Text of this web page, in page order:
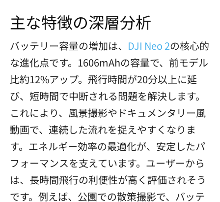
主な特徴の深層分析
バッテリー容量の増加は、 DJI Neo 2の核心的
な進化点です。1606mAhの容量で、前モデル
比約12%アップ。飛行時間が20分以上に延
び、短時間で中断される問題を解決します。
これにより、風景撮影やドキュメンタリー風
動画で、連続した流れを捉えやすくなりま
す。エネルギー効率の最適化が、安定したパ
フォーマンスを支えています。ユーザーから
は、長時間飛行の利便性が高く評価されそう
です。例えば、公園での散策撮影で、バッテ